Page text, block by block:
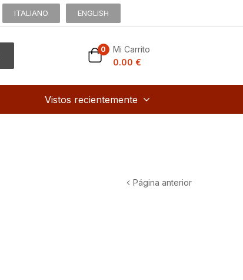
ITALIANO ENGLISH
0
Mi Carrito
0.00 €
Vistos recientemente
Página anterior